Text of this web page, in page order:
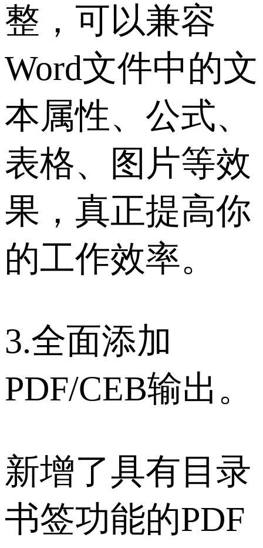
整，可以兼容
Word文件中的文
本属性、公式、
表格、图片等效
果，真正提高你
的工作效率。
3.全面添加
PDF/CEB输出。
新增了具有目录
书签功能的PDF